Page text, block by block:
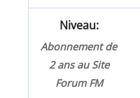
Abonnement de
2 ans au Site
Forum FM